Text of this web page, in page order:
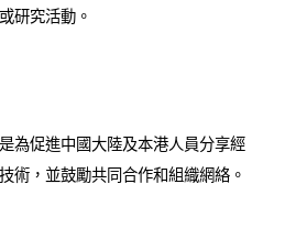
研究活動。
為促進中國大陸及本港人員分享經
術，並鼓勵共同合作和組織網絡。